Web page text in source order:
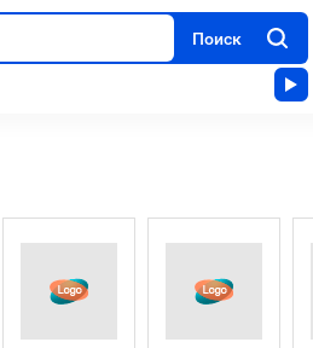
Поиск